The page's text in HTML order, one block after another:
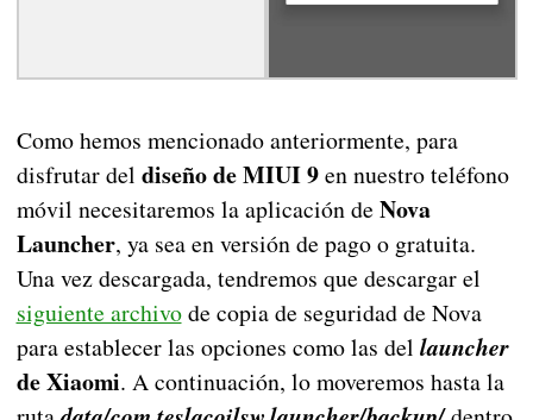
Como hemos mencionado anteriormente, para
disfrutar del diseño de MIUI 9en nuestro teléfono
móvil necesitaremos la aplicación de Nova
Launcher, ya sea en versión de pago o gratuita.
Una vez descargada, tendremos que descargar el
siguiente archivode copia de seguridad de Nova
para establecer las opciones como las del launcher
de Xiaomi. A continuación, lo moveremos hasta la